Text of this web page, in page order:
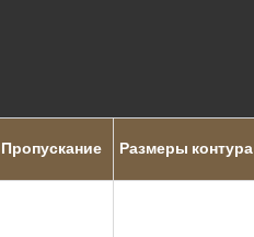
Пропускание Размеры контура